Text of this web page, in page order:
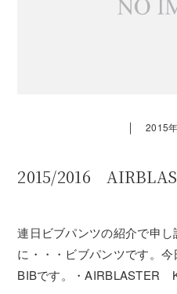
｜ 2015
2015/2016
連日ビブパンツの紹介で申
に・・・ビブパンツです。
BIBです。・